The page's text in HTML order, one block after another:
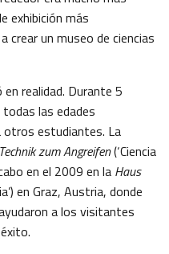
exhibición más
crear un museo de ciencias
realidad. Durante 5
las edades
otros estudiantes. La
zum Angreifen(‘Ciencia
en el 2009 en la Haus
en Graz, Austria, donde
a los visitantes